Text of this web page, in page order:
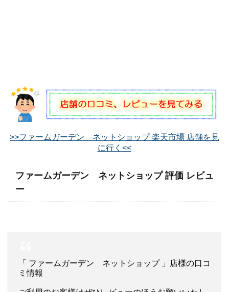
>>ファームガーデン ネットショップ 楽天市場 店舗を見
に行く<<
ファームガーデン ネットショップ 評価 レビュ
ー
「 ファームガーデン ネットショップ 」店様の口コ
ミ情報